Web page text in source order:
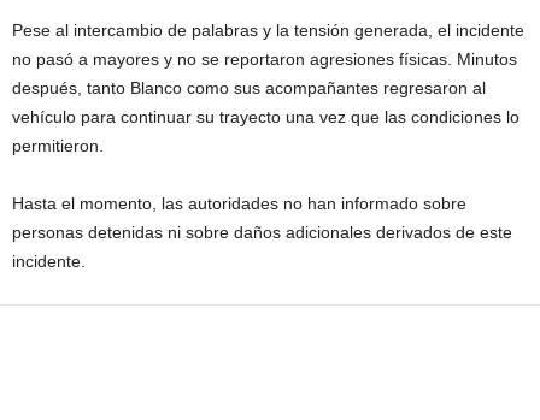
Pese al intercambio de palabras y la tensión generada, el incidente
no pasó a mayores y no se reportaron agresiones físicas. Minutos
después, tanto Blanco como sus acompañantes regresaron al
vehículo para continuar su trayecto una vez que las condiciones lo
permitieron.
Hasta el momento, las autoridades no han informado sobre
personas detenidas ni sobre daños adicionales derivados de este
incidente.